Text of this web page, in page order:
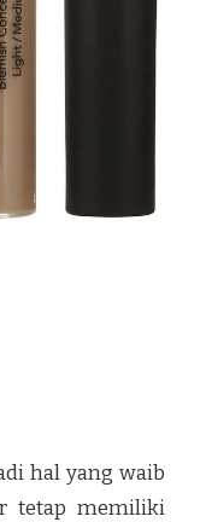
hal yang waib
tetap memiliki